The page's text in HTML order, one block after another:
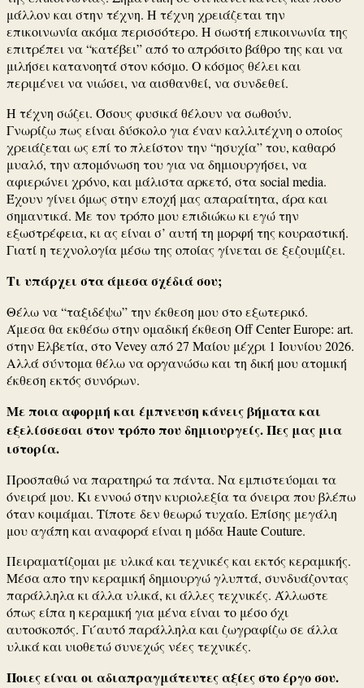
μάλλον και στην τέχνη. Η τέχνη χρειάζεται την
επικοινωνία ακόμα περισσότερο. Η σωστή επικοινωνία της
επιτρέπει να “κατέβει” από το απρόσιτο βάθρο της και να
μιλήσει κατανοητά στον κόσμο. Ο κόσμος θέλει και
περιμένει να νιώσει, να αισθανθεί, να συνδεθεί.
Η τέχνη σώζει. Όσους φυσικά θέλουν να σωθούν.
Γνωρίζω πως είναι δύσκολο για έναν καλλιτέχνη ο οποίος
χρειάζεται ως επί το πλείστον την “ησυχία” του, καθαρό
μυαλό, την απομόνωση του για να δημιουργήσει, να
αφιερώνει χρόνο, και μάλιστα αρκετό, στα social media.
Έχουν γίνει όμως στην εποχή μας απαραίτητα, άρα και
σημαντικά. Με τον τρόπο μου επιδιώκω κι εγώ την
εξωστρέφεια, κι ας είναι σ’ αυτή τη μορφή της κουραστική.
Γιατί η τεχνολογία μέσω της οποίας γίνεται σε ξεζουμίζει.
Τι υπάρχει στα άμεσα σχέδιά σου;
Θέλω να “ταξιδέψω” την έκθεση μου στο εξωτερικό.
Άμεσα θα εκθέσω στην ομαδική έκθεση Off Center Europe: art.
στην Ελβετία, στο Vevey από 27 Μαίου μέχρι 1 Ιουνίου 2026.
Αλλά σύντομα θέλω να οργανώσω και τη δική μου ατομική
έκθεση εκτός συνόρων.
Με ποια αφορμή και έμπνευση κάνεις βήματα και
εξελίσσεσαι στον τρόπο που δημιουργείς. Πες μας μια
ιστορία.
Προσπαθώ να παρατηρώ τα πάντα. Nα εμπιστεύομαι τα
όνειρά μου. Kι εννοώ στην κυριολεξία τα όνειρα που βλέπω
όταν κοιμάμαι. Τίποτε δεν θεωρώ τυχαίο. Επίσης μεγάλη
μου αγάπη και αναφορά είναι η μόδα Haute Couture.
Πειραματίζομαι με υλικά και τεχνικές και εκτός κεραμικής.
Μέσα απο την κεραμική δημιουργώ γλυπτά, συνδυάζοντας
παράλληλα κι άλλα υλικά, κι άλλες τεχνικές. Άλλωστε
όπως είπα η κεραμική για μένα είναι το μέσο όχι
αυτοσκοπός. Γι ́αυτό παράλληλα και ζωγραφίζω σε άλλα
υλικά και υιοθετώ συνεχώς νέες τεχνικές.
Ποιες είναι οι αδιαπραγμάτευτες αξίες στο έργο σου.